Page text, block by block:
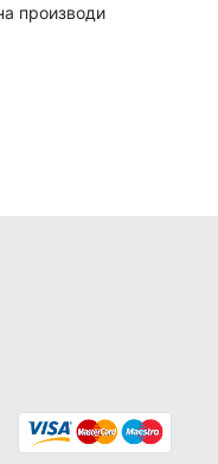
производи